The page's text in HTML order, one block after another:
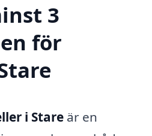
3
för
i Stare är en